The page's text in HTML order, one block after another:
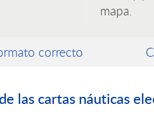
mapa.
correcto
las cartas náuticas